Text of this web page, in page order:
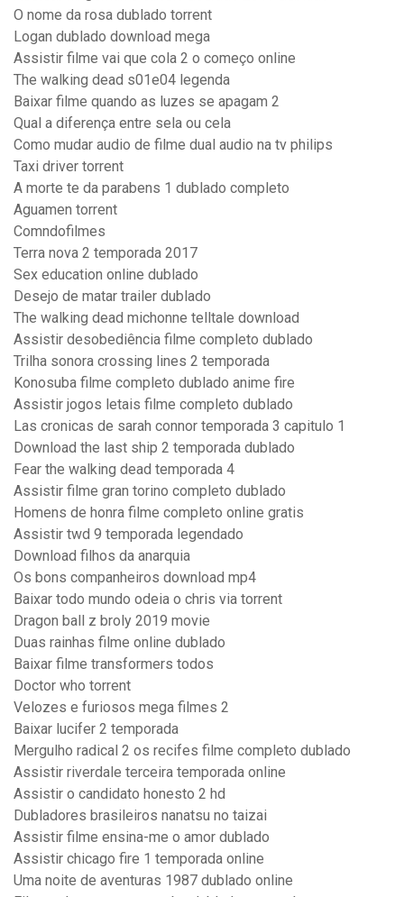
O nome da rosa dublado torrent
Logan dublado download mega
Assistir filme vai que cola 2 o começo online
The walking dead s01e04 legenda
Baixar filme quando as luzes se apagam 2
Qual a diferença entre sela ou cela
Como mudar audio de filme dual audio na tv philips
Taxi driver torrent
A morte te da parabens 1 dublado completo
Aguamen torrent
Comndofilmes
Terra nova 2 temporada 2017
Sex education online dublado
Desejo de matar trailer dublado
The walking dead michonne telltale download
Assistir desobediência filme completo dublado
Trilha sonora crossing lines 2 temporada
Konosuba filme completo dublado anime fire
Assistir jogos letais filme completo dublado
Las cronicas de sarah connor temporada 3 capitulo 1
Download the last ship 2 temporada dublado
Fear the walking dead temporada 4
Assistir filme gran torino completo dublado
Homens de honra filme completo online gratis
Assistir twd 9 temporada legendado
Download filhos da anarquia
Os bons companheiros download mp4
Baixar todo mundo odeia o chris via torrent
Dragon ball z broly 2019 movie
Duas rainhas filme online dublado
Baixar filme transformers todos
Doctor who torrent
Velozes e furiosos mega filmes 2
Baixar lucifer 2 temporada
Mergulho radical 2 os recifes filme completo dublado
Assistir riverdale terceira temporada online
Assistir o candidato honesto 2 hd
Dubladores brasileiros nanatsu no taizai
Assistir filme ensina-me o amor dublado
Assistir chicago fire 1 temporada online
Uma noite de aventuras 1987 dublado online